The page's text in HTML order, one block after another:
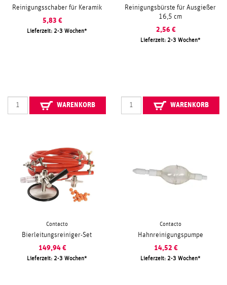
Reinigungsschaber für Keramik
5,83 €
Lieferzeit: 2-3 Wochen
WARENKORB
Reinigungsbürste für Ausgießer
16,5 cm
2,56 €
Lieferzeit: 2-3 Wochen
WARENKORB
Contacto
Bierleitungsreiniger-Set
149,94 €
Lieferzeit: 2-3 Wochen
Contacto
Hahnreinigungspumpe
14,52 €
Lieferzeit: 2-3 Wochen